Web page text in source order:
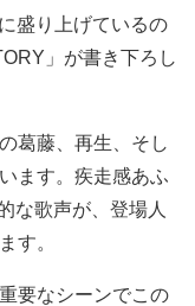
盛り上げているの
」が書き下ろし
葛藤、再生、そし
ます。疾走感あふ
な歌声が、登場人
す。
要なシーンでこの